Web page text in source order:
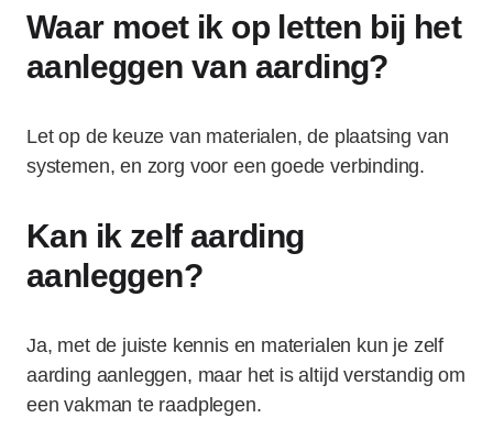
Waar moet ik op letten bij het
aanleggen van aarding?
Let op de keuze van materialen, de plaatsing van
systemen, en zorg voor een goede verbinding.
Kan ik zelf aarding
aanleggen?
Ja, met de juiste kennis en materialen kun je zelf
aarding aanleggen, maar het is altijd verstandig om
een vakman te raadplegen.